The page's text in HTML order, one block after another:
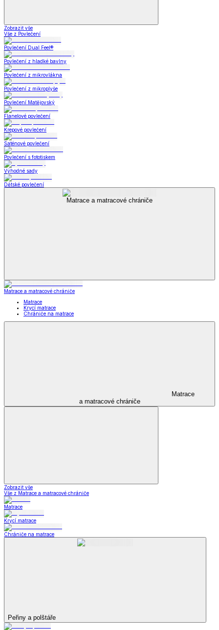
Zobrazit vše
Vše z Povlečení
Povlečení Dual Feel®
Povlečení z hladké bavlny
Povlečení z mikrovlákna
Povlečení z mikroplyše
Povlečení Matějovský
Flanelové povlečení
Krepové povlečení
Saténové povlečení
Povlečení s fototiskem
Výhodné sady
Dětské povlečení
Matrace a matracové chrániče
Matrace a matracové chrániče
Matrace
Krycí matrace
Chrániče na matrace
Matrace
a matracové chrániče
Zobrazit vše
Vše z Matrace a matracové chrániče
Matrace
Krycí matrace
Chrániče na matrace
Peřiny a polštáře